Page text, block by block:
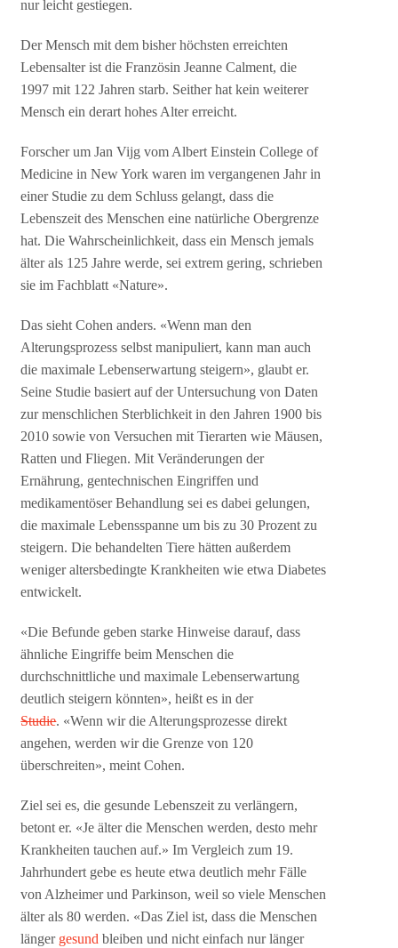
nur leicht gestiegen.
Der Mensch mit dem bisher höchsten erreichten
Lebensalter ist die Französin Jeanne Calment, die
1997 mit 122 Jahren starb. Seither hat kein weiterer
Mensch ein derart hohes Alter erreicht.
Forscher um Jan Vijg vom Albert Einstein College of
Medicine in New York waren im vergangenen Jahr in
einer Studie zu dem Schluss gelangt, dass die
Lebenszeit des Menschen eine natürliche Obergrenze
hat. Die Wahrscheinlichkeit, dass ein Mensch jemals
älter als 125 Jahre werde, sei extrem gering, schrieben
sie im Fachblatt «Nature».
Das sieht Cohen anders. «Wenn man den
Alterungsprozess selbst manipuliert, kann man auch
die maximale Lebenserwartung steigern», glaubt er.
Seine Studie basiert auf der Untersuchung von Daten
zur menschlichen Sterblichkeit in den Jahren 1900 bis
2010 sowie von Versuchen mit Tierarten wie Mäusen,
Ratten und Fliegen. Mit Veränderungen der
Ernährung, gentechnischen Eingriffen und
medikamentöser Behandlung sei es dabei gelungen,
die maximale Lebensspanne um bis zu 30 Prozent zu
steigern. Die behandelten Tiere hätten außerdem
weniger altersbedingte Krankheiten wie etwa Diabetes
entwickelt.
«Die Befunde geben starke Hinweise darauf, dass
ähnliche Eingriffe beim Menschen die
durchschnittliche und maximale Lebenserwartung
deutlich steigern könnten», heißt es in der
Studie. «Wenn wir die Alterungsprozesse direkt
angehen, werden wir die Grenze von 120
überschreiten», meint Cohen.
Ziel sei es, die gesunde Lebenszeit zu verlängern,
betont er. «Je älter die Menschen werden, desto mehr
Krankheiten tauchen auf.» Im Vergleich zum 19.
Jahrhundert gebe es heute etwa deutlich mehr Fälle
von Alzheimer und Parkinson, weil so viele Menschen
älter als 80 werden. «Das Ziel ist, dass die Menschen
länger gesund bleiben und nicht einfach nur länger